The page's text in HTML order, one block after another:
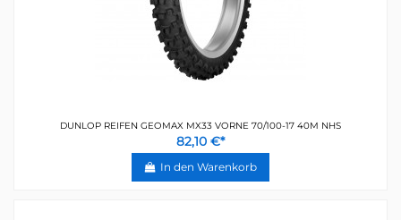
DUNLOP REIFEN GEOMAX MX33 VORNE 70/100-17 40M NHS
82,10 €*
In den Warenkorb